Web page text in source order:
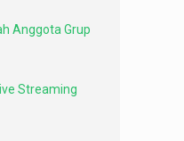
Anggota Grup
Streaming